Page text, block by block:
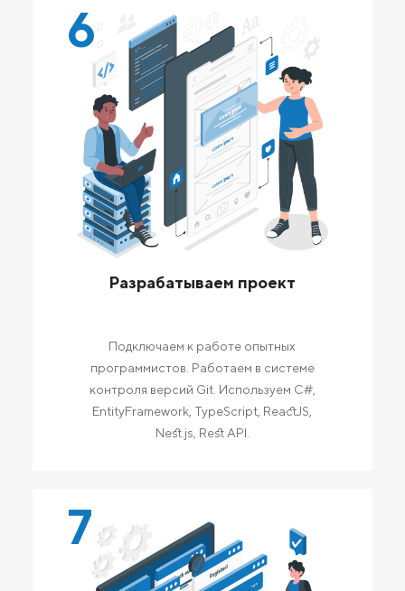
6
Разрабатываем проект
Подключаем к работе опытных
программистов. Работаем в системе
контроля версий Git. Используем C#,
EntityFramework, TypeScript, ReactJS,
Nest.js, Rest API.
7